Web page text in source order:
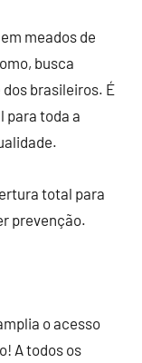
meados de
busca
brasileiros. É
para toda a
total para
prevenção.
o acesso
A todos os